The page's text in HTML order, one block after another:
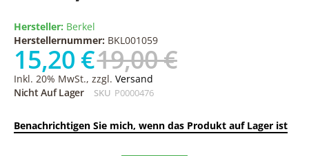
Hersteller: Berkel
Herstellernummer: BKL001059
15,20 €19,00 €
Inkl. 20% MwSt., zzgl. Versand
Nicht Auf Lager
SKU P0000476
Benachrichtigen Sie mich, wenn das Produkt auf Lager ist
gallery